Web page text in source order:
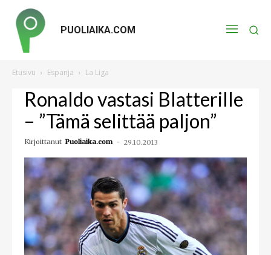
PUOLIAIKA.COM
Etusivu Espanja La Liga
Ronaldo vastasi Blatterille
– ”Tämä selittää paljon”
Kirjoittanut Puoliaika.com - 29.10.2013